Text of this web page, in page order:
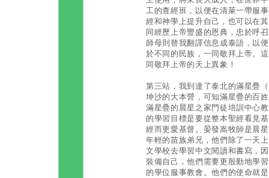
工的查經班，以便在清萊一帶服
經和神學上提升自己，也可以在
同經歷上帝豐盛的恩典，忠於呼
師母則替我翻譯信息成泰語，以
於不同的民族，一同敬拜上帝。
同敬拜上帝的天上異象！
第三站，我到達了泰北的滿星疊
坤沙的大本營，可知滿星疊的百
滿星疊的晨星之家門徒培訓中心
的學習目標是要從整本聖經看見
經而更愛基督。晏發嵩牧師是晨
年輕的苗族弟兄，他們除了一天
文學校去學習中文閱讀和書寫，
裝備自己，他們需要更殷勤地學
的學位服事教會。他們的使命就